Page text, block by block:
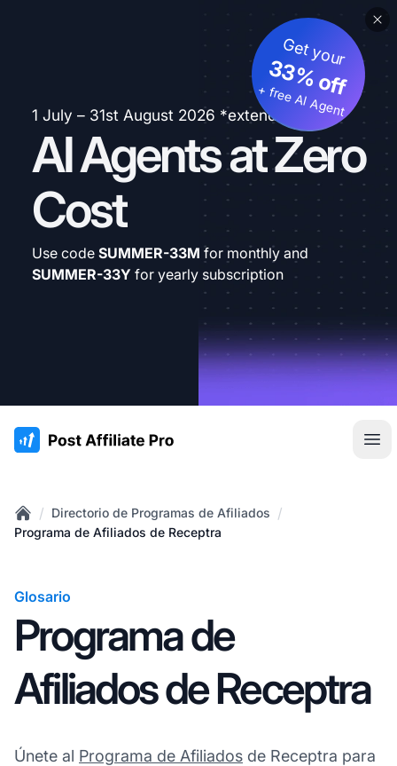
1 July – 31st August 2026 *extended
AI Agents at Zero
Cost
Get your
33% off
+ free AI Agent
Use code SUMMER-33M for monthly and
SUMMER-33Y for yearly subscription
:site.title
Home
/ Directorio de Programas de Afiliados /
Programa de Afiliados de Receptra
Glosario
Programa de
Afiliados de Receptra
Únete al Programa de Afiliados de Receptra para